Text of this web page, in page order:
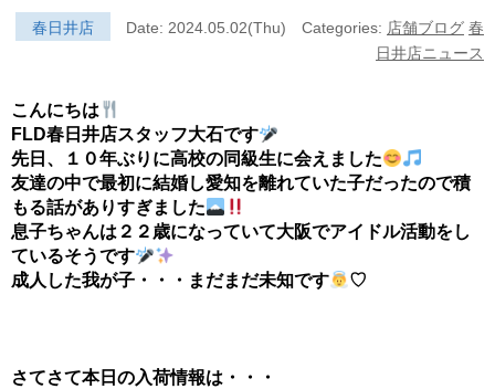
春日井店 Date: 2024.05.02(Thu) Categories: 店舗ブログ 春
日井店ニュース
こんにちは
FLD春日井店スタッフ大石です
先日、１０年ぶりに高校の同級生に会えました
友達の中で最初に結婚し愛知を離れていた子だったので積
もる話がありすぎました
息子ちゃんは２２歳になっていて大阪でアイドル活動をし
ているそうです
成人した我が子・・・まだまだ未知です
♡
さてさて本日の入荷情報は・・・